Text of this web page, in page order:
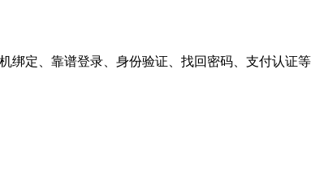
绑定、靠谱登录、身份验证、找回密码、支付认证等